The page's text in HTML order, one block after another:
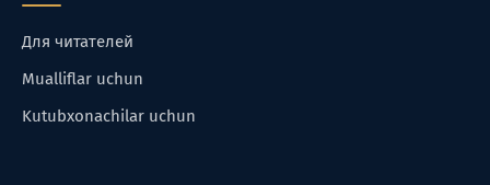
Для читателей
Mualliflar uchun
Kutubxonachilar uchun